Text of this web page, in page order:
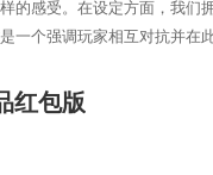
的感受。在设定方面，我们
一个强调玩家相互对抗并在
红包版